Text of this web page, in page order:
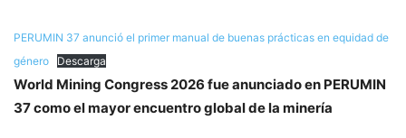
PERUMIN 37 anunció el primer manual de buenas prácticas en equidad de
género
Descarga
World Mining Congress 2026 fue anunciado en PERUMIN
37 como el mayor encuentro global de la minería